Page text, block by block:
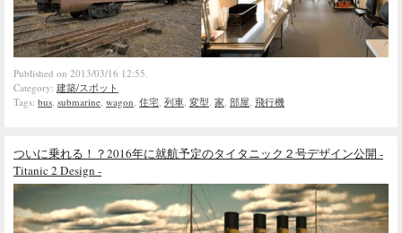
Published on 2013/03/16 12:55.
Category: 建築/スポット
Tags: bus, submarine, wagon, 住宅, 列車, 変型, 家, 部屋, 飛行機
ついに乗れる！？2016年に就航予定のタイタニック２号デザイン公開 -
Titanic 2 Design -